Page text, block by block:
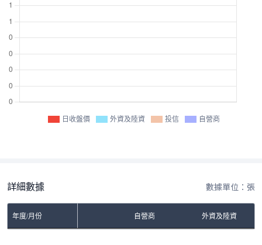
日收盤價 外資及陸資 投信 自營商
詳細數據 數據單位：張
年度/月份 自營商 外資及陸資